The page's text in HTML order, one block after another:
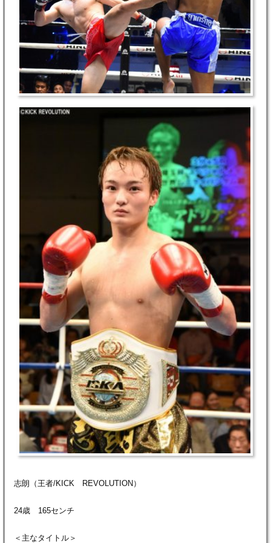
志朗（王者/KICK REVOLUTION）
24歳 165センチ
＜主なタイトル＞